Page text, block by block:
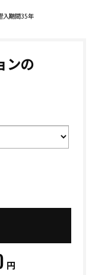
入期間35年
ンの
円